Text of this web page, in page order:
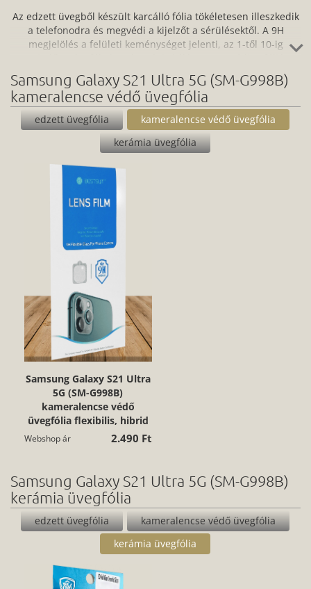
Az edzett üvegből készült karcálló fólia tökéletesen illeszkedik
a telefonodra és megvédi a kijelzőt a sérülésektől. A 9H
megjelölés a felületi keménységet jelenti, az 1-től 10-ig
könnyen és egyszerűen fel tudod helyezni az okostelefonodra,
amihez segítséget nyújt a fóliához tartozó törlőkendő is. A
protektornak a védelem mellett számos előnye van: nem
gyűjti az ujjlenyomatokat, zsírtaszító hatása van és nem kopik.
Samsung Galaxy S21 Ultra 5G (SM-G998B)
kameralencse védő üvegfólia
edzett üvegfólia
kameralencse védő üvegfólia
kerámia üvegfólia
Samsung Galaxy S21 Ultra
5G (SM-G998B)
kameralencse védő
üvegfólia flexibilis, hibrid
Webshop ár 2.490 Ft
Samsung Galaxy S21 Ultra 5G (SM-G998B)
kerámia üvegfólia
edzett üvegfólia
kameralencse védő üvegfólia
kerámia üvegfólia